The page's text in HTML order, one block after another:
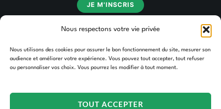
Nous respectons votre vie privée
Nous utilisons des cookies pour assurer le bon fonctionnement du site, mesurer son
audience et améliorer votre expérience. Vous pouvez tout accepter, tout refuser
ou personnaliser vos choix. Vous pourrez les modifier à tout moment.
TOUT ACCEPTER
JE M'INSCRIS